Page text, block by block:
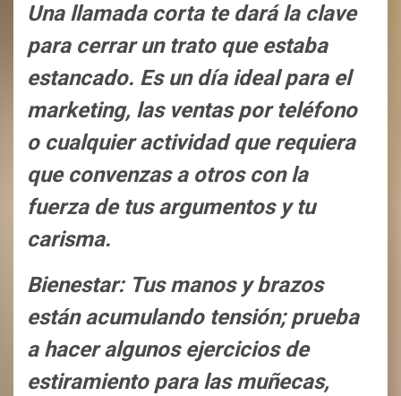
Una llamada corta te dará la clave
para cerrar un trato que estaba
estancado. Es un día ideal para el
marketing, las ventas por teléfono
o cualquier actividad que requiera
que convenzas a otros con la
fuerza de tus argumentos y tu
carisma.
Bienestar: Tus manos y brazos
están acumulando tensión; prueba
a hacer algunos ejercicios de
estiramiento para las muñecas,